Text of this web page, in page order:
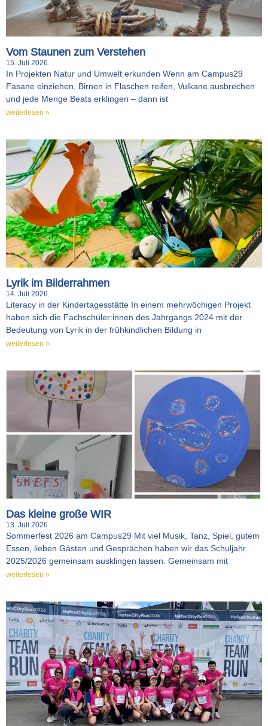
Vom Staunen zum Verstehen
15. Juli 2026
In Projekten Natur und Umwelt erkunden Wenn am Campus29
Fasane einziehen, Birnen in Flaschen reifen, Vulkane ausbrechen
und jede Menge Beats erklingen – dann ist
weiterlesen »
Lyrik im Bilderrahmen
14. Juli 2026
Literacy in der Kindertagesstätte In einem mehrwöchigen Projekt
haben sich die Fachschüler:innen des Jahrgangs 2024 mit der
Bedeutung von Lyrik in der frühkindlichen Bildung in
weiterlesen »
Das kleine große WIR
13. Juli 2026
Sommerfest 2026 am Campus29 Mit viel Musik, Tanz, Spiel, gutem
Essen, lieben Gästen und Gesprächen haben wir das Schuljahr
2025/2026 gemeinsam ausklingen lassen. Gemeinsam mit
weiterlesen »